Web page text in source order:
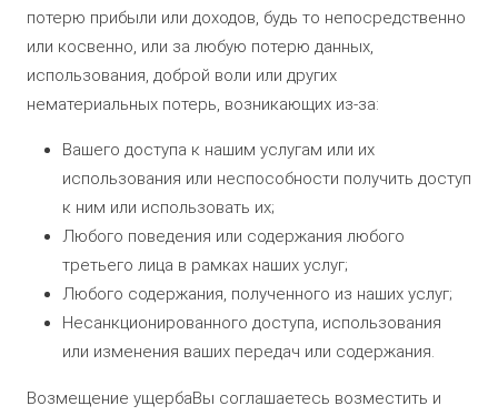
потерю прибыли или доходов, будь то непосредственно
или косвенно, или за любую потерю данных,
использования, доброй воли или других
нематериальных потерь, возникающих из-за:
Вашего доступа к нашим услугам или их
использования или неспособности получить доступ
к ним или использовать их;
Любого поведения или содержания любого
третьего лица в рамках наших услуг;
Любого содержания, полученного из наших услуг;
Несанкционированного доступа, использования
или изменения ваших передач или содержания.
Возмещение ущербаВы соглашаетесь возместить и